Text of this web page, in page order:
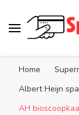
Home
Albert Heijn
AH